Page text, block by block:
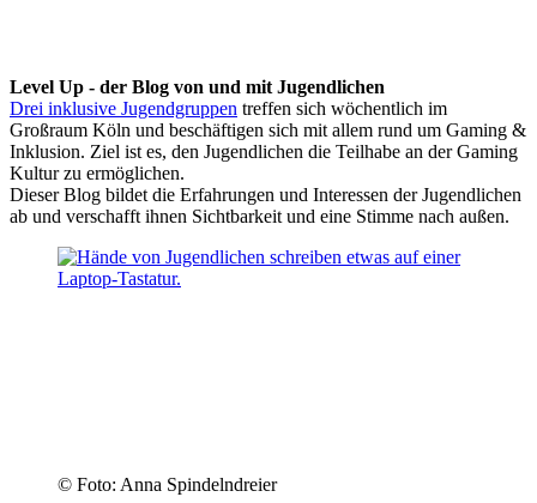
Level Up - der Blog von und mit Jugendlichen
Drei inklusive Jugendgruppen treffen sich wöchentlich im
Großraum Köln und beschäftigen sich mit allem rund um Gaming &
Inklusion. Ziel ist es, den Jugendlichen die Teilhabe an der Gaming
Kultur zu ermöglichen.
Dieser Blog bildet die Erfahrungen und Interessen der Jugendlichen
ab und verschafft ihnen Sichtbarkeit und eine Stimme nach außen.
© Foto: Anna Spindelndreier